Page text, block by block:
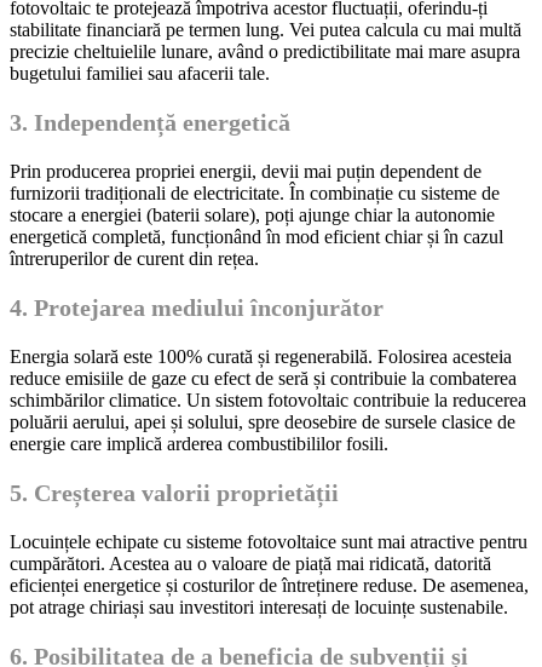
fotovoltaic te protejează împotriva acestor fluctuații, oferindu-ți
stabilitate financiară pe termen lung. Vei putea calcula cu mai multă
precizie cheltuielile lunare, având o predictibilitate mai mare asupra
bugetului familiei sau afacerii tale.
3. Independență energetică
Prin producerea propriei energii, devii mai puțin dependent de
furnizorii tradiționali de electricitate. În combinație cu sisteme de
stocare a energiei (baterii solare), poți ajunge chiar la autonomie
energetică completă, funcționând în mod eficient chiar și în cazul
întreruperilor de curent din rețea.
4. Protejarea mediului înconjurător
Energia solară este 100% curată și regenerabilă. Folosirea acesteia
reduce emisiile de gaze cu efect de seră și contribuie la combaterea
schimbărilor climatice. Un sistem fotovoltaic contribuie la reducerea
poluării aerului, apei și solului, spre deosebire de sursele clasice de
energie care implică arderea combustibililor fosili.
5. Creșterea valorii proprietății
Locuințele echipate cu sisteme fotovoltaice sunt mai atractive pentru
cumpărători. Acestea au o valoare de piață mai ridicată, datorită
eficienței energetice și costurilor de întreținere reduse. De asemenea,
pot atrage chiriași sau investitori interesați de locuințe sustenabile.
6. Posibilitatea de a beneficia de subvenții și